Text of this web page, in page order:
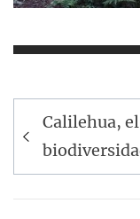
de
entradas
Calilehua,